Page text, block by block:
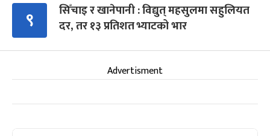
९
सिँचाइ र खानेपानी : विद्युत् महसुलमा सहुलियत
दर, तर १३ प्रतिशत भ्याटको भार
Advertisment